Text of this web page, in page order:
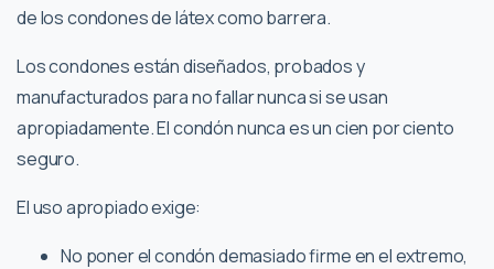
de los condones de látex como barrera.
Los condones están diseñados, probados y
manufacturados para no fallar nunca si se usan
apropiadamente. El condón nunca es un cien por ciento
seguro.
El uso apropiado exige:
No poner el condón demasiado firme en el extremo,